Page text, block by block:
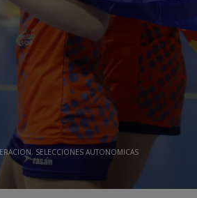
, SELECCIONES AUTONOMICAS